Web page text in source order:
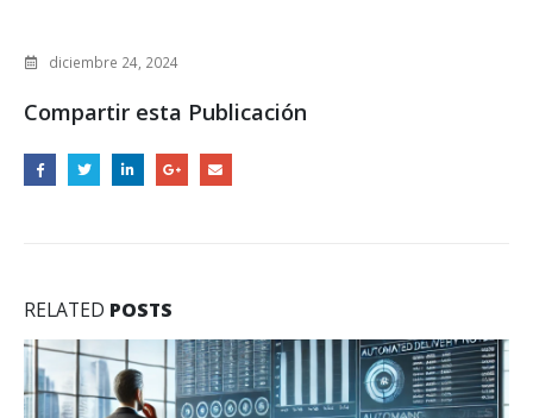
diciembre 24, 2024
Compartir esta Publicación
RELATED POSTS